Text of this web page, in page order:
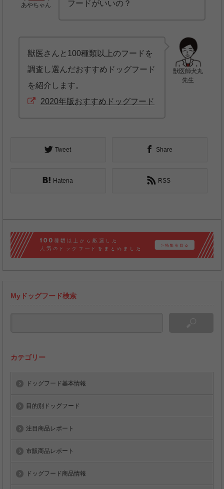
あやちゃん フードがいいの？
獣医師犬丸
先生
獣医さんと100種類以上のフードを
調査し選んだおすすめドッグフード
を紹介します。
2020年版おすすめドッグフード
Tweet Share
Hatena RSS
Myドッグフード検索
カテゴリー
ドッグフード基本情報
目的別ドッグフード
注目商品レポート
市販商品レポート
ドッグフード商品情報